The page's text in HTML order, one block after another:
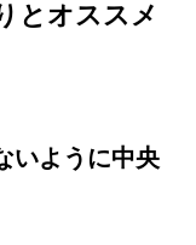
とオススメ
いように中央